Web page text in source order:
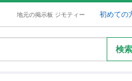
地元の掲示板 ジモティー 初めての
検索